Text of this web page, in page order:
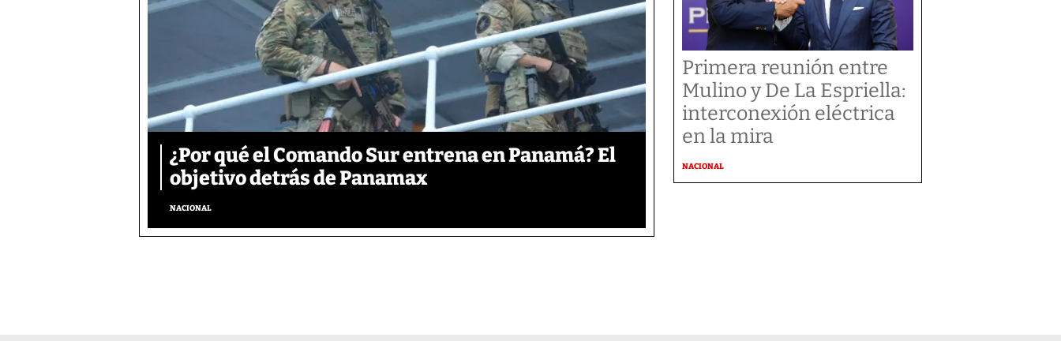
¿Por qué el Comando Sur entrena en Panamá? El
objetivo detrás de Panamax
NACIONAL
Primera reunión entre
Mulino y De La Espriella:
interconexión eléctrica
en la mira
NACIONAL